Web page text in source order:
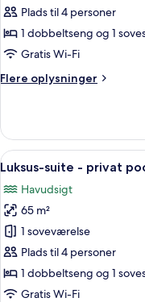
suite
-
havudsigt
Plads til 4 personer
1 dobbeltseng og 1
Gratis Wi-Fi
Flere oplysninger
Flere
suite
havudsigt
Indlæs
alle
billeder
af
Luksus-
suite
-
privat
22
Luksus-suite - privat
Havudsigt
65 m²
1 soveværelse
Plads til 4 personer
1 dobbeltseng og 1
Gratis Wi-Fi